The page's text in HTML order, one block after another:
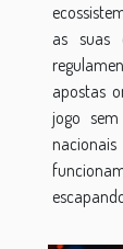
as suas
apostas
jogo
nacionais